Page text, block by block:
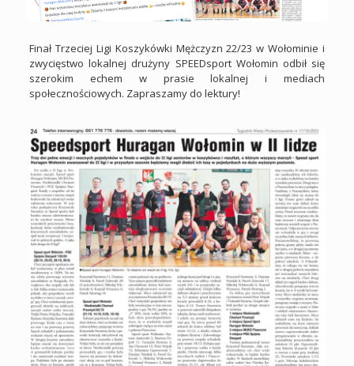
Finał Trzeciej Ligi Koszykówki Mężczyzn 22/23 w Wołominie i
zwycięstwo lokalnej drużyny SPEEDsport Wołomin odbił się
szerokim echem w prasie lokalnej i mediach
społecznościowych. Zapraszamy do lektury!